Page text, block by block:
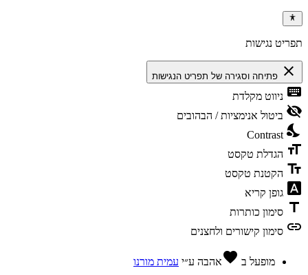
תפריט נגישות
close פתיחה וסגירה של תפריט הנגישות
keyboard ניווט מקלדת
visibility_off ביטול אנימציות / הבהובים
nights_stay
Contrast
format_size הגדלת טקסט
text_fields הקטנת טקסט
font_download גופן קריא
title סימון כותרות
link סימון קישורים ולחצנים
מופעל ב favoriteאהבה ע״י עמית מורנו